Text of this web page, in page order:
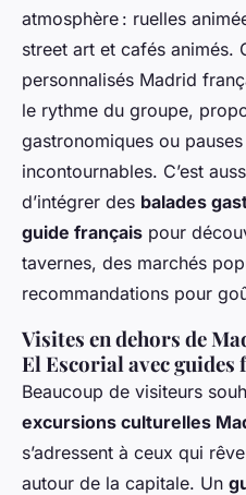
atmosphère : ruelles
street art et cafés animés.
personnalisés Madrid
le rythme du groupe,
gastronomiques ou
incontournables. C’est
d’intégrer des balades
guide français pour
tavernes, des marchés
recommandations pour
Visites en dehors de
El Escorial avec
Beaucoup de visiteurs
excursions culturelles
s’adressent à ceux qui
autour de la capitale. Un